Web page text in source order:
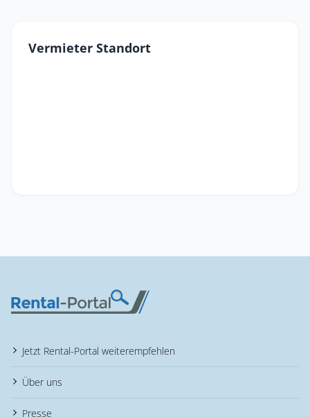
Vermieter Standort
Jetzt Rental-Portal weiterempfehlen
Über uns
Presse